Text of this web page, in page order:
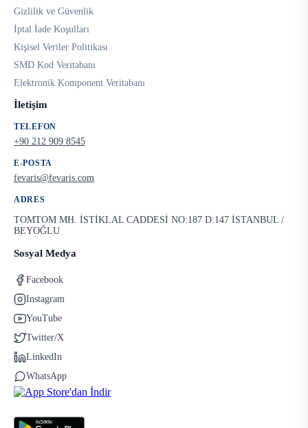
Gizlilik ve Güvenlik
İptal İade Koşulları
Kişisel Veriler Politikası
SMD Kod Veritabanı
Elektronik Komponent Veritabanı
İletişim
TELEFON
+90 212 909 8545
E-POSTA
fevaris@fevaris.com
ADRES
TOMTOM MH. İSTİKLAL CADDESİ NO:187 D:147 İSTANBUL /
BEYOĞLU
Sosyal Medya
Facebook
Instagram
YouTube
Twitter/X
LinkedIn
WhatsApp